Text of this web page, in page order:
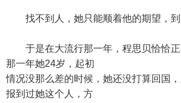
找不到人，她只能顺着他的期望，到
于是在大流行那一年，程思贝恰恰正
那一年她24岁，起初
情况没那么差的时候，她还没打算回国
报到过她这个人，方